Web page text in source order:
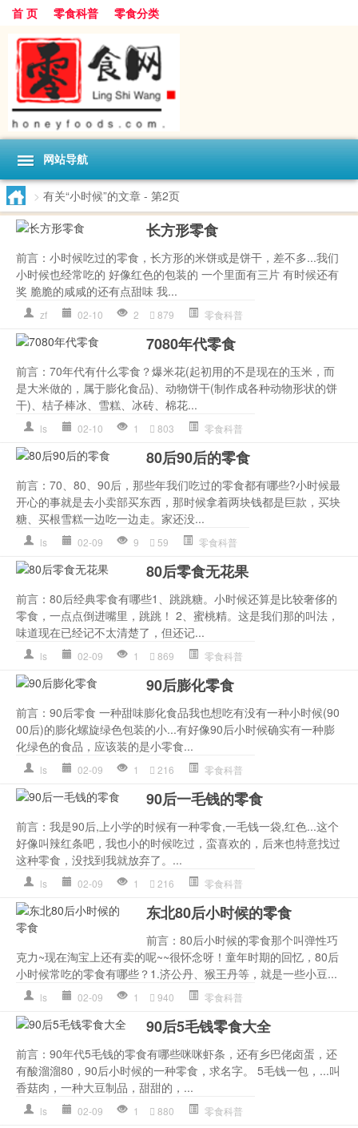
首 页 零食科普 零食分类
网站导航
> 有关“小时候”的文章 - 第2页
长方形零食
前言：小时候吃过的零食，长方形的米饼或是饼干，差不多...我们
小时候也经常吃的 好像红色的包装的 一个里面有三片 有时候还有
奖 脆脆的咸咸的还有点甜味 我...
zf 02-10 2 879 零食科普
7080年代零食
前言：70年代有什么零食？爆米花(起初用的不是现在的玉米，而
是大米做的，属于膨化食品)、动物饼干(制作成各种动物形状的饼
干)、桔子棒冰、雪糕、冰砖、棉花...
ls 02-10 1 803 零食科普
80后90后的零食
前言：70、80、90后，那些年我们吃过的零食都有哪些?小时候最
开心的事就是去小卖部买东西，那时候拿着两块钱都是巨款，买块
糖、买根雪糕一边吃一边走。家还没...
ls 02-09 9 59 零食科普
80后零食无花果
前言：80后经典零食有哪些1、跳跳糖。小时候还算是比较奢侈的
零食，一点点倒进嘴里，跳跳！ 2、蜜桃精。这是我们那的叫法，
味道现在已经记不太清楚了，但还记...
ls 02-09 1 869 零食科普
90后膨化零食
前言：90后零食 一种甜味膨化食品我也想吃有没有一种小时候(90
00后)的膨化螺旋绿色包装的小...有好像90后小时候确实有一种膨
化绿色的食品，应该装的是小零食...
ls 02-09 1 216 零食科普
90后一毛钱的零食
前言：我是90后,上小学的时候有一种零食,一毛钱一袋,红色...这个
好像叫辣红条吧，我也小的时候吃过，蛮喜欢的，后来也特意找过
这种零食，没找到我就放弃了。...
ls 02-09 1 216 零食科普
东北80后小时候的零食
前言：80后小时候的零食那个叫弹性巧
克力~现在淘宝上还有卖的呢~~很怀念呀！童年时期的回忆，80后
小时候常吃的零食有哪些？1.济公丹、猴王丹等，就是一些小豆...
ls 02-09 1 940 零食科普
90后5毛钱零食大全
前言：90年代5毛钱的零食有哪些咪咪虾条，还有乡巴佬卤蛋，还
有酸溜溜80，90后小时候的一种零食，求名字。 5毛钱一包，...叫
香菇肉，一种大豆制品，甜甜的，...
ls 02-09 1 880 零食科普